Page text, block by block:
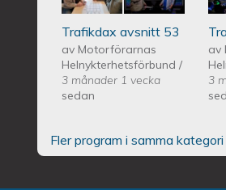
Trafikdax avsnitt 53
av Motorförarnas
Helnykterhetsförbund/
3 månader 1 vecka
sedan
av
3
Fler program i samma kategori